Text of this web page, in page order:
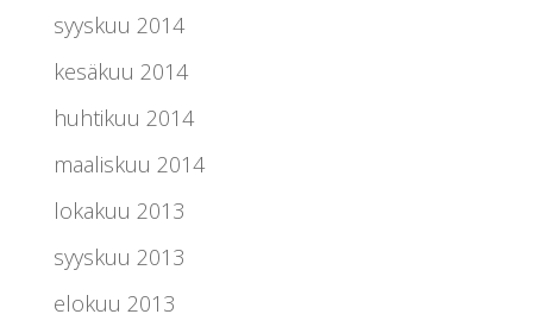
syyskuu 2014
kesäkuu 2014
huhtikuu 2014
maaliskuu 2014
lokakuu 2013
syyskuu 2013
elokuu 2013